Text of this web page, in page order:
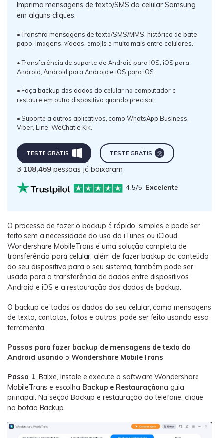
Imprima mensagens de texto/SMS do celular Samsung
em alguns cliques.
• Transfira mensagens de texto/SMS/MMS, histórico de bate-
papo, imagens, vídeos, emojis e muito mais entre celulares.
• Transferência de suporte de Android para iOS, iOS para
Android, Android para Android e iOS para iOS.
• Faça backup dos dados do celular no computador e
restaure em outro dispositivo quando precisar.
• Suporte a outros aplicativos, como WhatsApp Business,
Viber, Line, WeChat e Kik.
TESTE GRÁTIS TESTE GRÁTIS
3,108,469 pessoas já baixaram
4.5/5 Excelente
O processo de fazer o backup é rápido, simples e pode ser
feito sem a necessidade do uso do iTunes ou iCloud.
Wondershare MobileTrans é uma solução completa de
transferência para celular, além de fazer backup do conteúdo
do seu dispositivo para o seu sistema, também pode ser
usado para a transferência de dados entre dispositivos
Android e iOS e a restauração dos dados de backup.
O backup de todos os dados do seu celular, como mensagens
de texto, contatos, fotos e outros, pode ser feito usando essa
ferramenta.
Passos para fazer backup de mensagens de texto do
Android usando o Wondershare MobileTrans
Passo 1. Baixe, instale e execute o software Wondershare
MobileTrans e escolha Backup e Restauraçãona guia
principal. Na seção Backup e restauração do telefone, clique
no botão Backup.